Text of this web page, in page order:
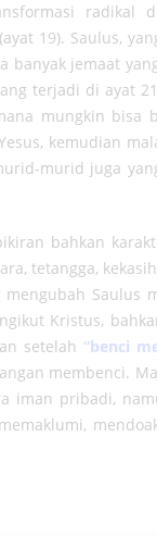
19). Saulus,
jemaat
terjadi di ayat
mungkin
kemudian
murid juga
bahkan
tetangga,
Saulus
Kristus,
setelah“benci
membenci.
iman pribadi,